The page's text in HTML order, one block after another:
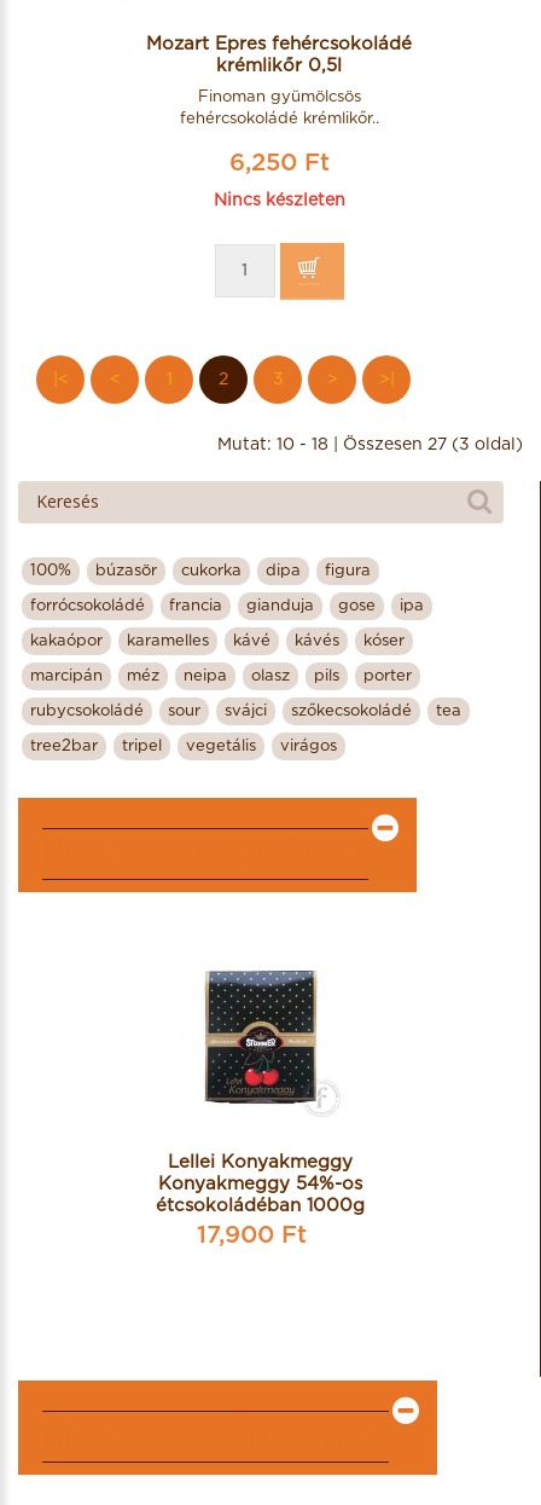
Mozart Epres fehércsokoládé
krémlikőr 0,5l
Finoman gyümölcsös
fehércsokoládé krémlikőr..
6,250 Ft
Nincs készleten
|< < 1 2 3 > >|
Mutat: 10 - 18 | Összesen 27 (3 oldal)
100% búzasör cukorka dipa figura
forrócsokoládé francia gianduja gose ipa
kakaópor karamelles kávé kávés kóser
marcipán méz neipa olasz pils porter
rubycsokoládé sour svájci szőkecsokoládé tea
tree2bar tripel vegetális virágos
Lellei Konyakmeggy
Konyakmeggy 54%-os
étcsokoládéban 1000g
17,900 Ft